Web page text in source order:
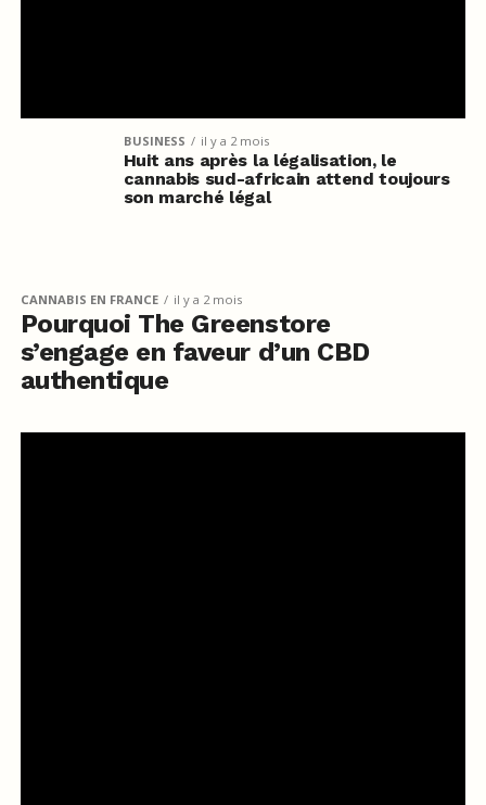
BUSINESS il y a 2 mois
Huit ans après la légalisation, le
cannabis sud-africain attend toujours
son marché légal
CANNABIS EN FRANCE il y a 2 mois
Pourquoi The Greenstore
s’engage en faveur d’un CBD
authentique